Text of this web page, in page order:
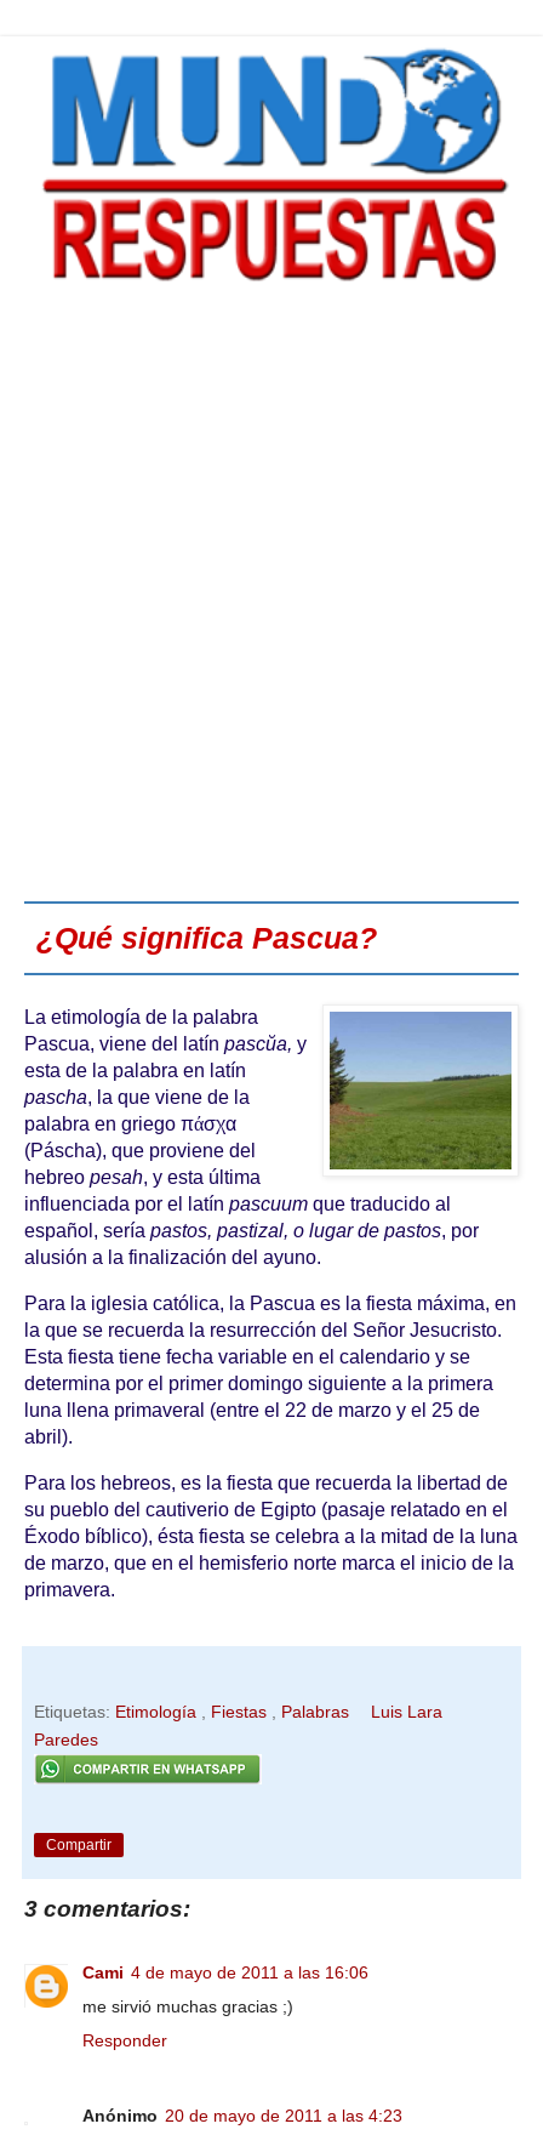
¿Qué significa Pascua?
La etimología de la palabra
Pascua, viene del latín pascŭa, y
esta de la palabra en latín
pascha, la que viene de la
palabra en griego πάσχα
(Páscha), que proviene del
hebreo pesah, y esta última
influenciada por el latín pascuum que traducido al
español, sería pastos, pastizal, o lugar de pastos, por
alusión a la finalización del ayuno.
Para la iglesia católica, la Pascua es la fiesta máxima, en
la que se recuerda la resurrección del Señor Jesucristo.
Esta fiesta tiene fecha variable en el calendario y se
determina por el primer domingo siguiente a la primera
luna llena primaveral (entre el 22 de marzo y el 25 de
abril).
Para los hebreos, es la fiesta que recuerda la libertad de
su pueblo del cautiverio de Egipto (pasaje relatado en el
Éxodo bíblico), ésta fiesta se celebra a la mitad de la luna
de marzo, que en el hemisferio norte marca el inicio de la
primavera.
Etiquetas: Etimología , Fiestas , Palabras
Luis Lara
Paredes
Compartir
3 comentarios:
Cami 4 de mayo de 2011 a las 16:06
me sirvió muchas gracias ;)
Responder
Anónimo 20 de mayo de 2011 a las 4:23